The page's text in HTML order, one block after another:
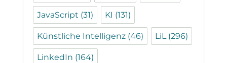
JavaScript (31) KI (131)
Künstliche Intelligenz (46) LiL(296)
LinkedIn (164)